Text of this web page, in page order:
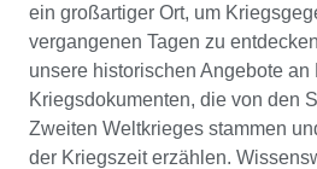
ein großartiger Ort, um
vergangenen Tagen zu
unsere historischen Angebote an
Kriegsdokumenten, die von den
Zweiten Weltkrieges stammen
der Kriegszeit erzählen.